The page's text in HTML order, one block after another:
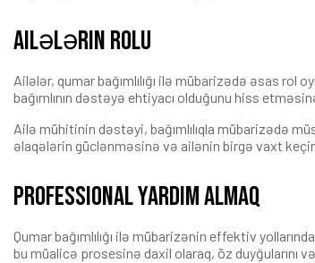
Ailələrin rolu
Ailələr, qumar bağımlılığı ilə mübarizədə əsas rol
bağımlının dəstəyə ehtiyacı olduğunu hiss
Ailə mühitinin dəstəyi, bağımlılıqla mübarizədə
əlaqələrin güclənməsinə və ailənin birgə vaxt
Professional yardım almaq
Qumar bağımlılığı ilə mübarizənin effektiv
bu müalicə prosesinə daxil olaraq, öz duyğularını